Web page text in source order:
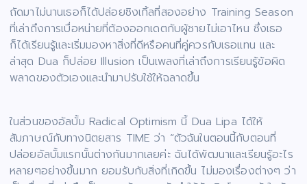
ถัดมาไม่นานเธอก็ได้ปล่อยซิงเกิ้ลที่สองอย่าง Training Season
ที่เล่าถึงการเบื่อหน่ายที่ต้องออกเดตกับผู้ชายไม่เอาไหน ซึ่งเธอ
ก็ได้เรียนรู้และเริ่มมองหาสิ่งที่ดีหรือคนที่คู่ควรกับเธอแทน และ
ล่าสุด Dua ก็ปล่อย Illusion เป็นเพลงที่เล่าถึงการเรียนรู้ข้อผิด
พลาดของตัวเองและนำมาปรับใช้ให้ฉลาดขึ้น
ในส่วนของอัลบั้ม Radical Optimism นี้ Dua Lipa ได้ให้
สัมภาษณ์กับทางนิตยสาร TIME ว่า “ตัวฉันในตอนนี้กับตอนที่
ปล่อยอัลบั้มแรกนั้นต่างกันมากเลยค่ะ ฉันได้พัฒนาและเรียนรู้อะไร
หลายๆอย่างขึ้นมาก ยอมรับกับสิ่งที่เกิดขึ้น ไม่มองเรื่องต่างๆ ว่า